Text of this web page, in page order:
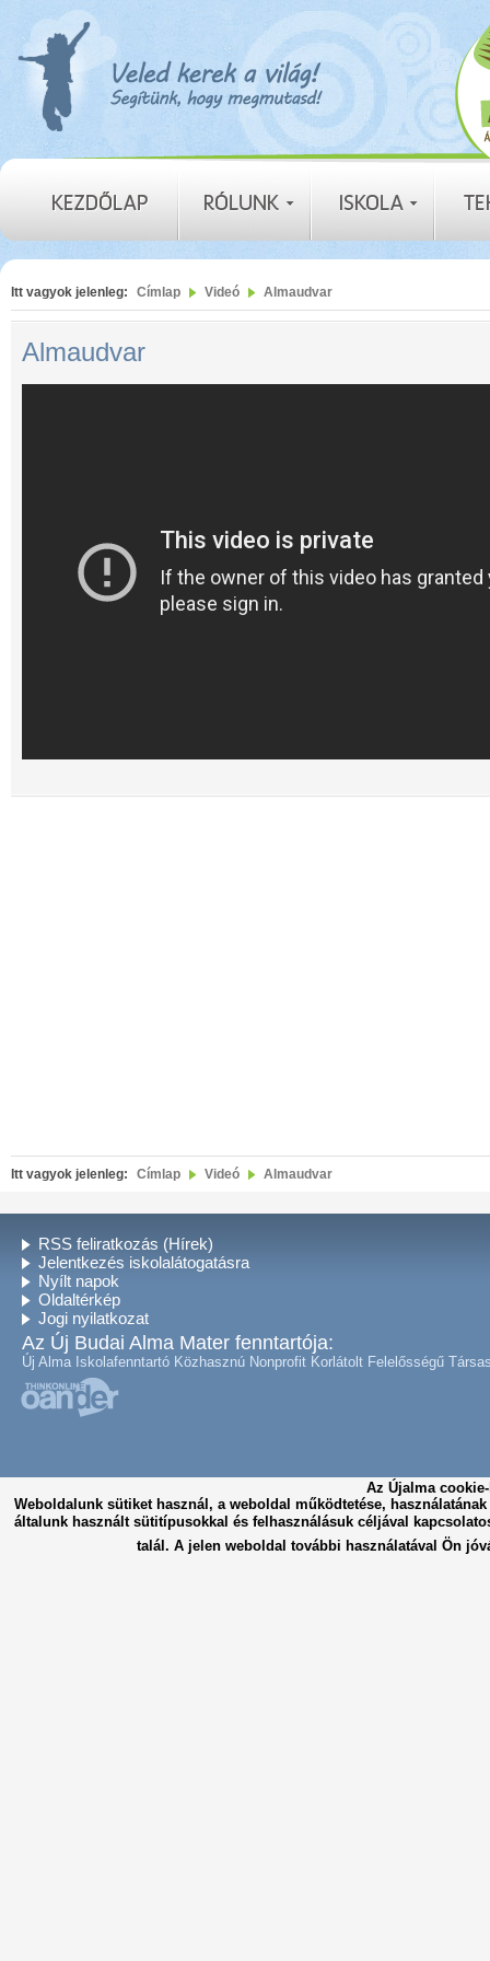
Itt vagyok jelenleg: Címlap Videó Almaudvar
Almaudvar
Itt vagyok jelenleg: Címlap Videó Almaudvar
RSS feliratkozás (Hírek)
Jelentkezés iskolalátogatásra
Nyílt napok
Oldaltérkép
Jogi nyilatkozat
Az Új Budai Alma Mater fenntartója:
Új Alma Iskolafenntartó Közhasznú Nonprofit Korlátolt Felelősségű
Weboldalunk sütiket használ, a weboldal működtetése,
általunk használt sütitípusokkal és felhasználásuk céljával
talál. A jelen weboldal további használatával Ön
Az Újalma